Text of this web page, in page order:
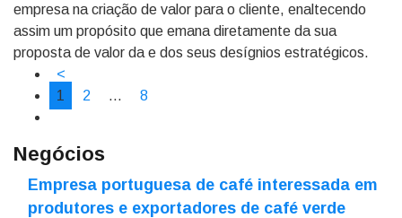
empresa na criação de valor para o cliente, enaltecendo
assim um propósito que emana diretamente da sua
proposta de valor da e dos seus desígnios estratégicos.
<
1
2 … 8
Negócios
Empresa portuguesa de café interessada em
produtores e exportadores de café verde